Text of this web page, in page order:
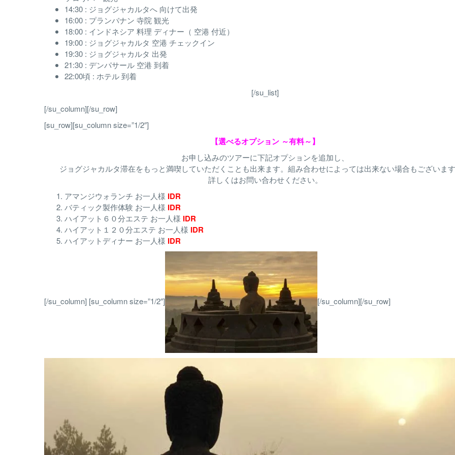
14:30 : ジョグジャカルタへ 向けて出発
16:00 : プランバナン 寺院 観光
18:00 : インドネシア 料理 ディナー（ 空港 付近）
19:00 : ジョグジャカルタ 空港 チェックイン
19:30 : ジョグジャカルタ 出発
21:30 : デンパサール 空港 到着
22:00頃 : ホテル 到着
[/su_list]
[/su_column][/su_row]
[su_row][su_column size=”1/2″]
【選べるオプション ～有料～】
お申し込みのツアーに下記オプションを追加し、
ジョグジャカルタ滞在をもっと満喫していただくことも出来ます。組み合わせによっては出来ない場合もございま
詳しくはお問い合わせください。
アマンジウォランチ お一人様 IDR
バティック製作体験 お一人様 IDR
ハイアット６０分エステ お一人様 IDR
ハイアット１２０分エステ お一人様 IDR
ハイアットディナー お一人様 IDR
[/su_column] [su_column size=”1/2″] [/su_column][/su_row]